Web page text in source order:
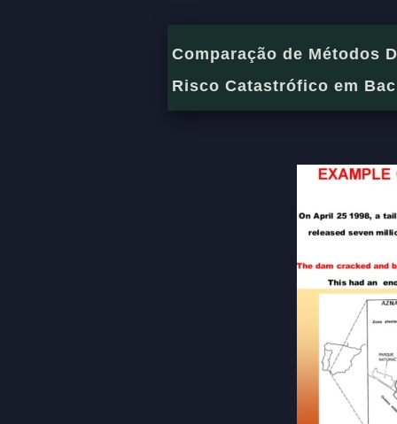
Comparação de Métodos
Risco Catastrófico em